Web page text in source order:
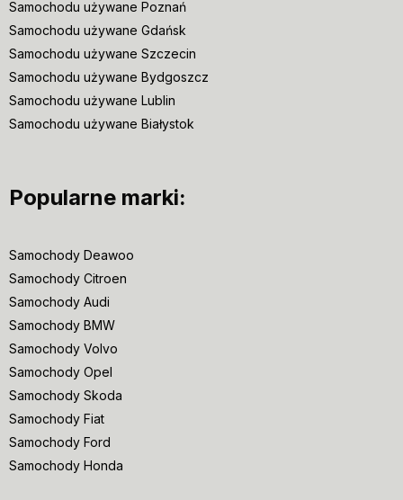
Samochodu używane Poznań
Samochodu używane Gdańsk
Samochodu używane Szczecin
Samochodu używane Bydgoszcz
Samochodu używane Lublin
Samochodu używane Białystok
Popularne marki:
Samochody Deawoo
Samochody Citroen
Samochody Audi
Samochody BMW
Samochody Volvo
Samochody Opel
Samochody Skoda
Samochody Fiat
Samochody Ford
Samochody Honda